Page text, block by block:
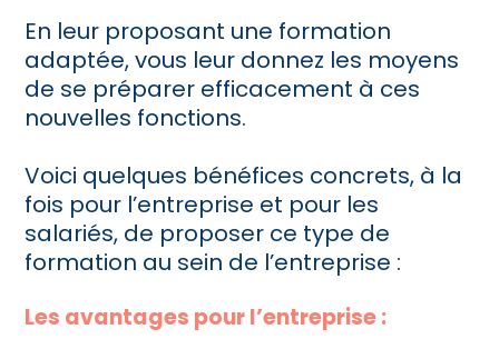
En leur proposant une formation
adaptée, vous leur donnez les moyens
de se préparer efficacement à ces
nouvelles fonctions.
Voici quelques bénéfices concrets, à la
fois pour l’entreprise et pour les
salariés, de proposer ce type de
formation au sein de l’entreprise :
Les avantages pour l’entreprise :